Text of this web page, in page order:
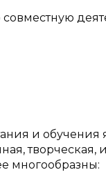
и обучения
многообразны: